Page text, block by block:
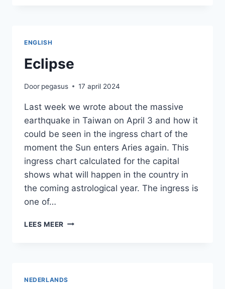
ENGLISH
Eclipse
Door pegasus 17 april 2024
Last week we wrote about the massive
earthquake in Taiwan on April 3 and how it
could be seen in the ingress chart of the
moment the Sun enters Aries again. This
ingress chart calculated for the capital
shows what will happen in the country in
the coming astrological year. The ingress is
one of…
LEES MEER ECLIPSE
NEDERLANDS